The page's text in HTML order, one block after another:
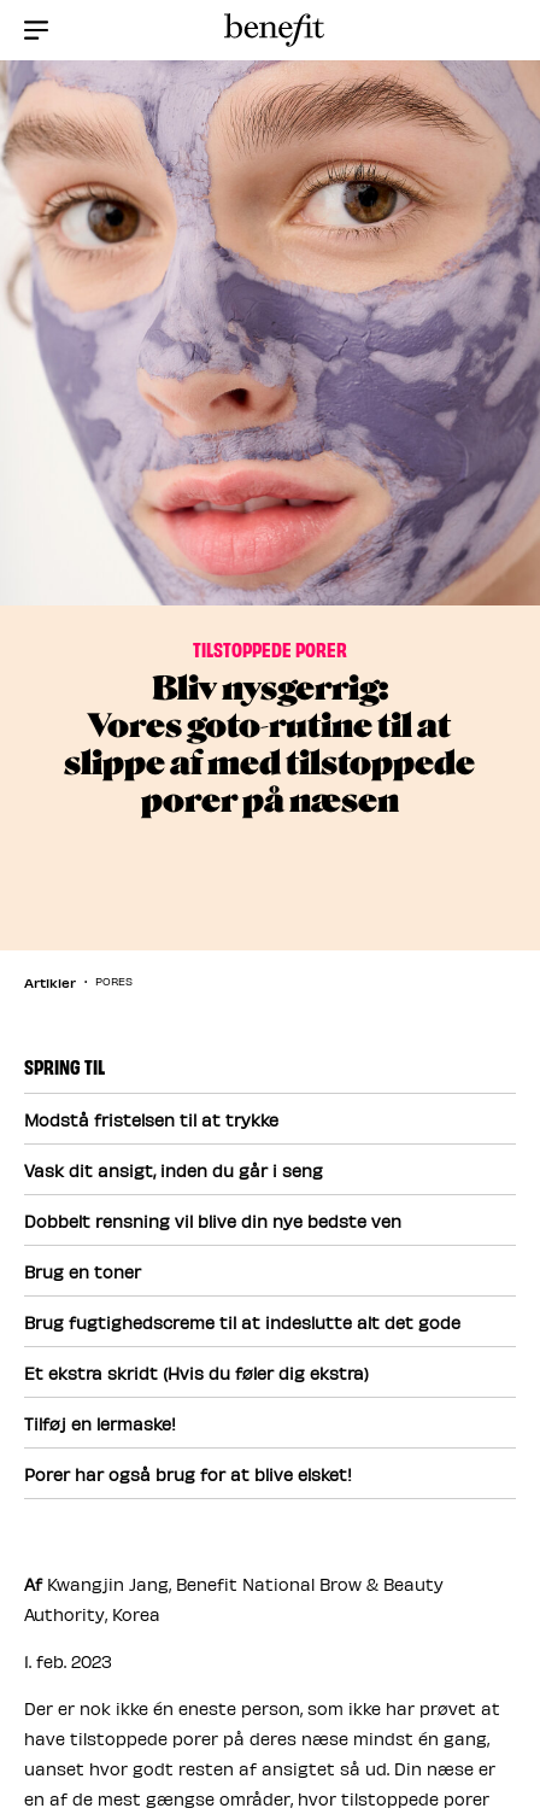
TILSTOPPEDE PORER
Bliv nysgerrig:
Vores goto-rutine til at
slippe af med tilstoppede
porer på næsen
Artikler PORES
SPRING TIL
Modstå fristelsen til at trykke
Vask dit ansigt, inden du går i seng
Dobbelt rensning vil blive din nye bedste ven
Brug en toner
Brug fugtighedscreme til at indeslutte alt det gode
Et ekstra skridt (Hvis du føler dig ekstra)
Tilføj en lermaske!
Porer har også brug for at blive elsket!
Af Kwangjin Jang, Benefit National Brow & Beauty
Authority, Korea
1. feb. 2023
Der er nok ikke én eneste person, som ikke har prøvet at
have tilstoppede porer på deres næse mindst én gang,
uanset hvor godt resten af ansigtet så ud. Din næse er
en af de mest gængse områder, hvor tilstoppede porer